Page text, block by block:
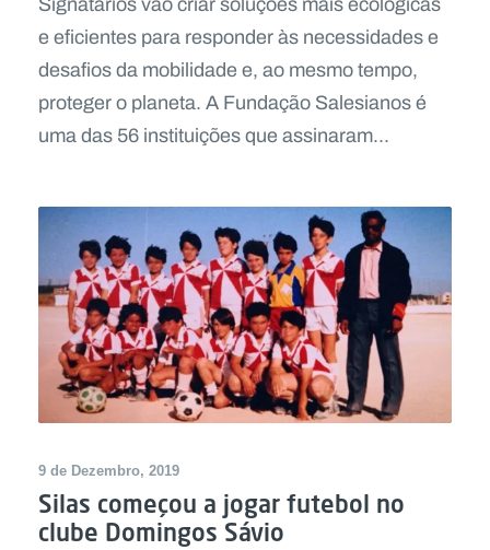
e eficientes para responder às necessidades e
desafios da mobilidade e, ao mesmo tempo,
proteger o planeta. A Fundação Salesianos é
uma das 56 instituições que assinaram...
9 de Dezembro, 2019
Silas começou a jogar futebol no
clube Domingos Sávio